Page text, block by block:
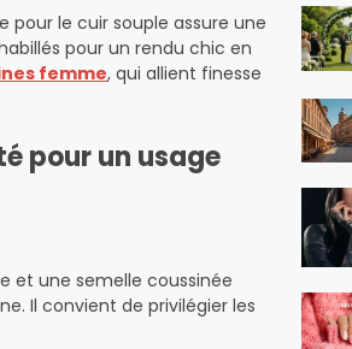
pour le cuir souple assure une
pour un rendu chic en
femme, qui allient finesse
pour un usage
et une semelle coussinée
Il convient de privilégier les